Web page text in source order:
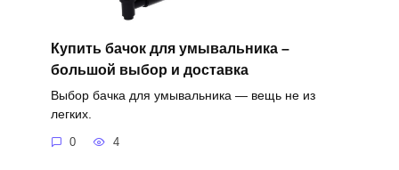
Купить бачок для умывальника –
большой выбор и доставка
Выбор бачка для умывальника — вещь не из
легких.
0 4